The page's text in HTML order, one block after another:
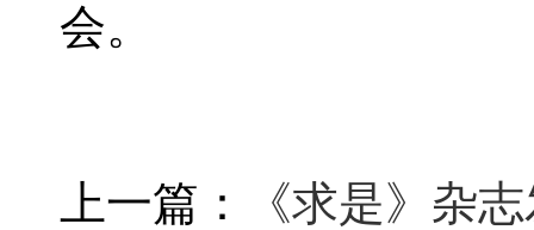
会。
上一篇：
《求是》杂